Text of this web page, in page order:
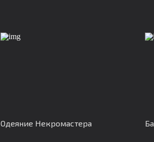
Одеяние Некромастера